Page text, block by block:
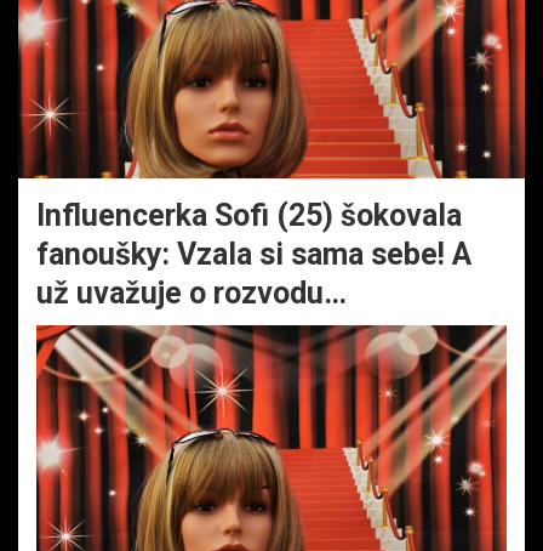
Influencerka Sofi (25) šokovala
fanoušky: Vzala si sama sebe! A
už uvažuje o rozvodu…